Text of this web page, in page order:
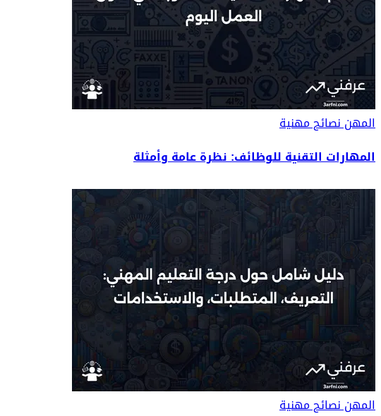
المهننصائح مهنية
المهارات التقنية للوظائف: نظرة عامة وأمثلة
المهننصائح مهنية